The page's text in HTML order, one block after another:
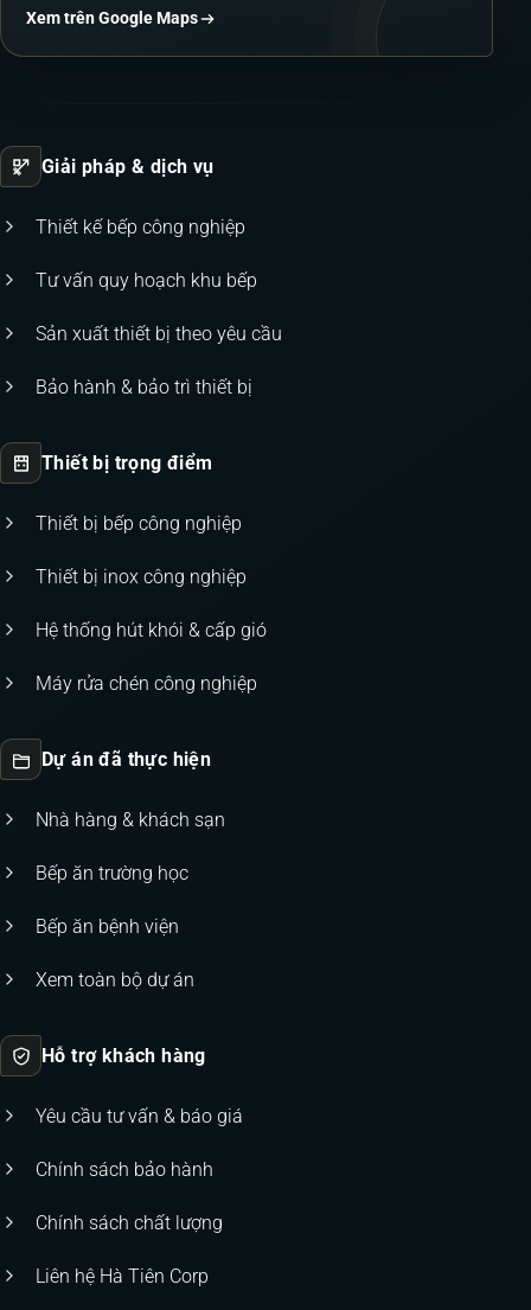
Xem trên Google Maps
Giải pháp & dịch vụ
Thiết kế bếp công nghiệp
Tư vấn quy hoạch khu bếp
Sản xuất thiết bị theo yêu cầu
Bảo hành & bảo trì thiết bị
Thiết bị trọng điểm
Thiết bị bếp công nghiệp
Thiết bị inox công nghiệp
Hệ thống hút khói & cấp gió
Máy rửa chén công nghiệp
Dự án đã thực hiện
Nhà hàng & khách sạn
Bếp ăn trường học
Bếp ăn bệnh viện
Xem toàn bộ dự án
Hỗ trợ khách hàng
Yêu cầu tư vấn & báo giá
Chính sách bảo hành
Chính sách chất lượng
Liên hệ Hà Tiên Corp